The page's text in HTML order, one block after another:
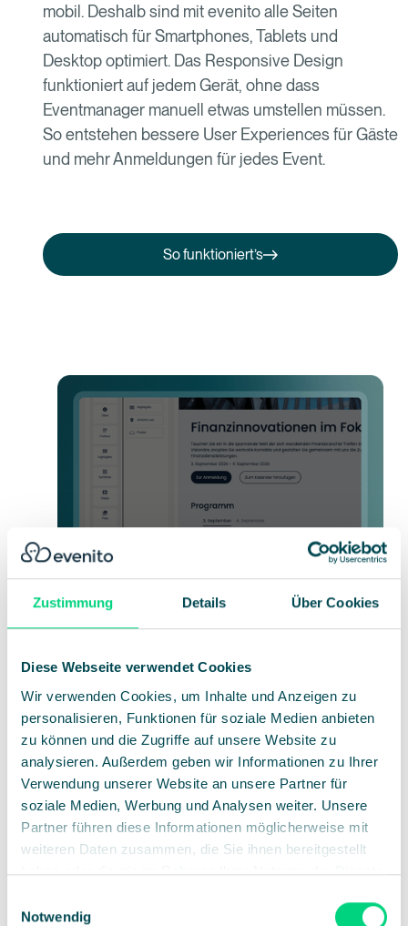
Zustimmung Details Über Cookies
Diese Webseite verwendet Cookies
Wir verwenden Cookies, um Inhalte und Anzeigen zu
personalisieren, Funktionen für soziale Medien anbieten
zu können und die Zugriffe auf unsere Website zu
analysieren. Außerdem geben wir Informationen zu Ihrer
Verwendung unserer Website an unsere Partner für
soziale Medien, Werbung und Analysen weiter. Unsere
Partner führen diese Informationen möglicherweise mit
weiteren Daten zusammen, die Sie ihnen bereitgestellt
haben oder die sie im Rahmen Ihrer Nutzung der Dienste
Notwendig
mobil. Deshalb sind mit evenito alle Seiten
automatisch für Smartphones, Tablets und
Desktop optimiert. Das Responsive Design
funktioniert auf jedem Gerät, ohne dass
Eventmanager manuell etwas umstellen müssen.
So entstehen bessere User Experiences für Gäste
und mehr Anmeldungen für jedes Event.
So funktioniert’s
SICHERES HOSTING
Mehr Vertrauen durch
eigene Corporate-Domain